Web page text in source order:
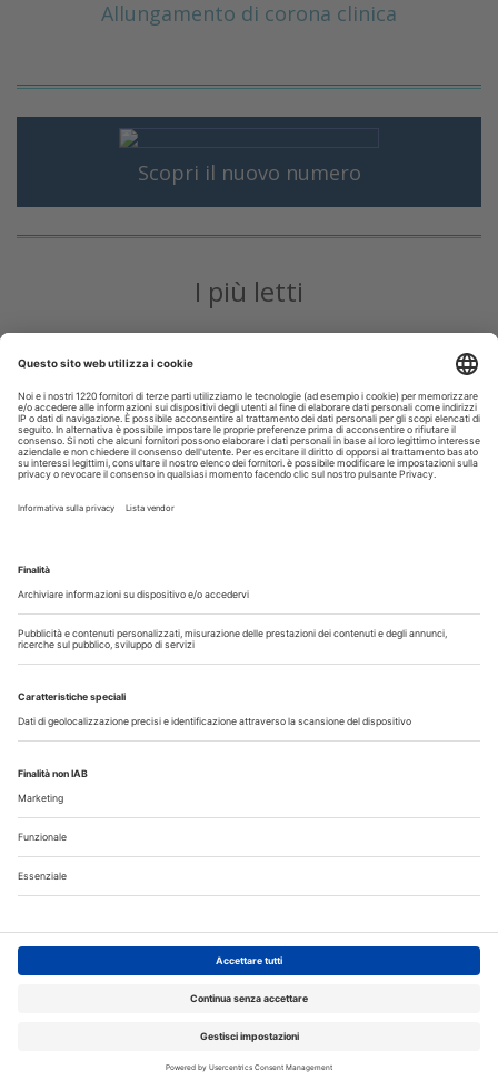
Allungamento di corona clinica
Scopri il nuovo numero
I più letti
La CAO richiama i direttori sanitari agli obblighi di
comunicazione all'Ordine dell’assunzione dell’incarico
Terapia canalare in una o più sedute: cosa dice oggi
l’evidenza scientifica?
Corsi, Convegni, Eventi
Do Lu Ma Me Gi Ve
9
10 11 12 13 14
15
16
23
30
31
Annunci
CERCO